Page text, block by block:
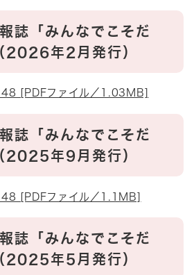
誌「みんなでこそだ
2026年2月発行）
48 [PDFファイル／1.03MB]
誌「みんなでこそだ
2025年9月発行）
48 [PDFファイル／1.1MB]
誌「みんなでこそだ
2025年5月発行）